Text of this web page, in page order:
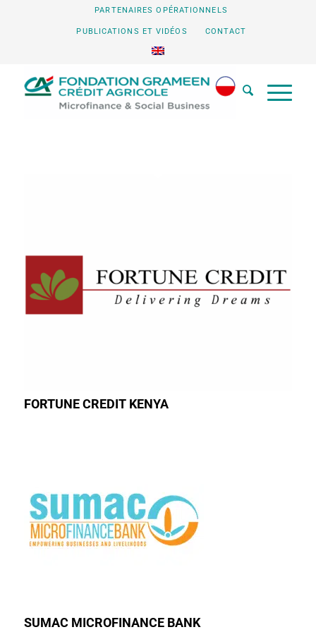
PARTENAIRES OPÉRATIONNELS
PUBLICATIONS ET VIDÉOS CONTACT
FORTUNE CREDIT KENYA
SUMAC MICROFINANCE BANK